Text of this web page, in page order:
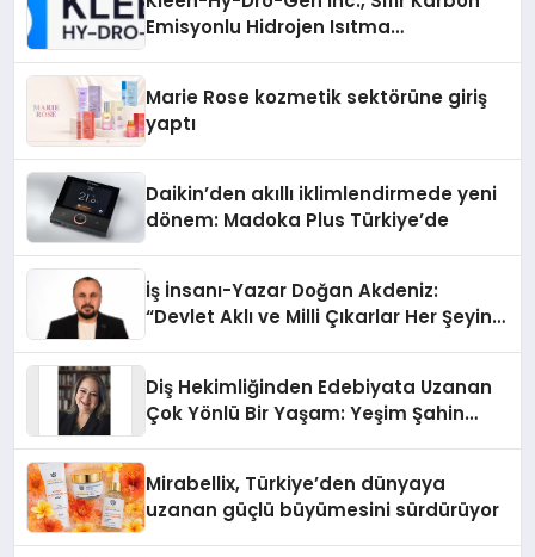
Emisyonlu Hidrojen Isıtma
Marie Rose kozmetik sektörüne giriş
yaptı
Daikin’den akıllı iklimlendirmede yeni
dönem: Madoka Plus Türkiye’de
İş İnsanı-Yazar Doğan Akdeniz:
“Devlet Aklı ve Milli Çıkarlar Her Şeyin
Diş Hekimliğinden Edebiyata Uzanan
Çok Yönlü Bir Yaşam: Yeşim Şahin
Mirabellix, Türkiye’den dünyaya
uzanan güçlü büyümesini sürdürüyor